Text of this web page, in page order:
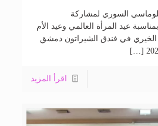
السوري لمشاركة
عيد المرأة العالمي وعيد الأم
في فندق الشيراتون دمشق
اقرأ المزيد